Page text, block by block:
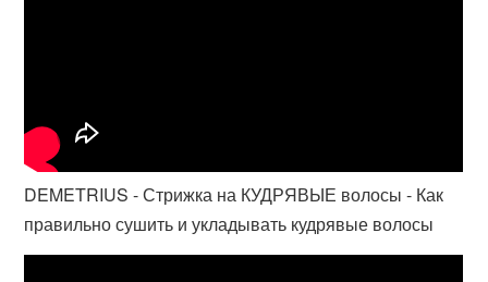
DEMETRIUS - Стрижка на КУДРЯВЫЕ волосы - Как
правильно сушить и укладывать кудрявые волосы